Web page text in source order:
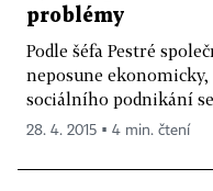
problémy
Podle šéfa Pestré
neposune
sociálního podnikání
28. 4. 2015 ▪ 4 min. čtení